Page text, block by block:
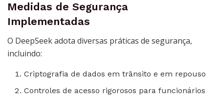
Medidas de Segurança
Implementadas
O DeepSeek adota diversas práticas de segurança,
incluindo:
Criptografia de dados em trânsito e em repouso
Controles de acesso rigorosos para funcionários